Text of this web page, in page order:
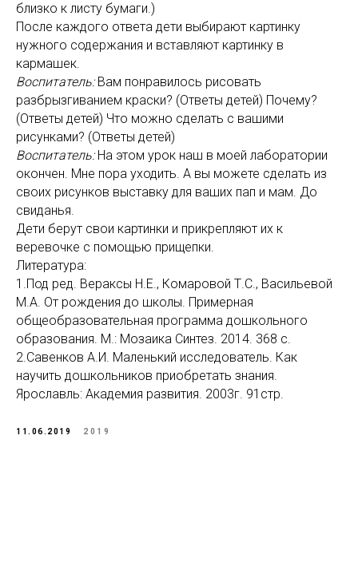
близко к листу бумаги.)
После каждого ответа дети выбирают картинку
нужного содержания и вставляют картинку в
кармашек.
Воспитатель:Вам понравилось рисовать
разбрызгиванием краски? (Ответы детей) Почему?
(Ответы детей) Что можно сделать с вашими
рисунками? (Ответы детей)
Воспитатель:На этом урок наш в моей лаборатории
окончен. Мне пора уходить. А вы можете сделать из
своих рисунков выставку для ваших пап и мам. До
свиданья.
Дети берут свои картинки и прикрепляют их к
веревочке с помощью прищепки.
Литература:
1.Под ред. Вераксы Н.Е., Комаровой Т.С., Васильевой
М.А. От рождения до школы. Примерная
общеобразовательная программа дошкольного
образования. М.: Мозаика Синтез. 2014. 368 с.
2.Савенков А.И. Маленький исследователь. Как
научить дошкольников приобретать знания.
Ярославль: Академия развития. 2003г. 91стр.
11.06.2019 2019